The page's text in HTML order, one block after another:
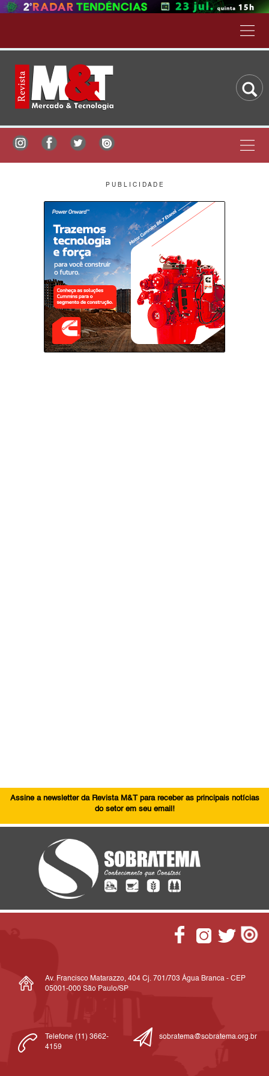
P U B L I C I D A D E
Assine a newsletter da Revista M&T para receber as principais notícias
do setor em seu email!
Av. Francisco Matarazzo, 404 Cj. 701/703 Água Branca - CEP
05001-000 São Paulo/SP
Telefone (11) 3662-
4159
sobratema@sobratema.org.br